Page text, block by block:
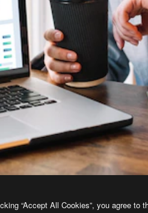
“Accept All Cookies”, you agree to